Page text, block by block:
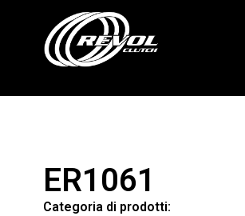
ER1061
Categoria di prodotti: